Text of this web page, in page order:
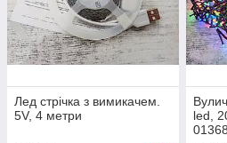
Лед стрічка з вимикачем.
5V, 4 метри
led,